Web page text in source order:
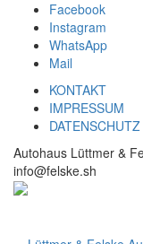
Facebook
Instagram
WhatsApp
Mail
KONTAKT
IMPRESSUM
DATENSCHUTZ
Autohaus Lüttmer &
info@felske.sh